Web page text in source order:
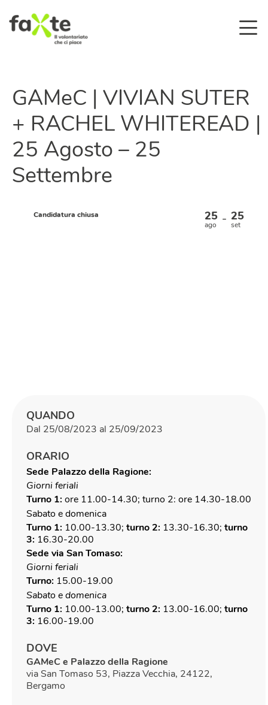
GAMeC | VIVIAN SUTER
+ RACHEL WHITEREAD |
25 Agosto – 25
Settembre
Candidatura chiusa 25
ago
– 25
set
QUANDO
Dal 25/08/2023 al 25/09/2023
ORARIO
Sede Palazzo della Ragione:
Giorni feriali
Turno 1: ore 11.00-14.30; turno 2: ore 14.30-18.00
Sabato e domenica
Turno 1: 10.00-13.30; turno 2: 13.30-16.30; turno
3: 16.30-20.00
Sede via San Tomaso:
Giorni feriali
Turno: 15.00-19.00
Sabato e domenica
Turno 1: 10.00-13.00; turno 2: 13.00-16.00; turno
3: 16.00-19.00
DOVE
GAMeC e Palazzo della Ragione
via San Tomaso 53, Piazza Vecchia, 24122,
Bergamo